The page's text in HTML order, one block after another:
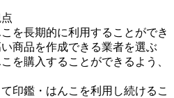
を長期的に利用することができ
商品を作成できる業者を選ぶ
を購入することができるよう、
印鑑・はんこを利用し続けるこ